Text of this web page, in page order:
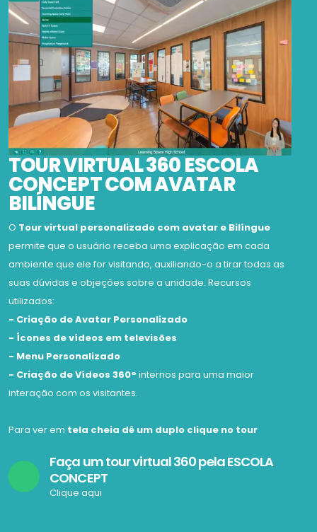
TOUR VIRTUAL 360 ESCOLA
CONCEPT COM AVATAR
BILÍNGUE
O Tour virtual personalizado com avatar e Bilíngue
permite que o usuário receba uma explicação em cada
ambiente que ele for visitando, auxiliando-o a tirar todas as
suas dúvidas e objeções sobre a unidade. Recursos
utilizados:
- Criação de Avatar Personalizado
- Ícones de vídeos em televisões
- Menu Personalizado
- Criação de Vídeos 360°internos para uma maior
interação com os visitantes.
Para ver em tela cheia dê um duplo clique no tour
Faça um tour virtual 360 pela ESCOLA
CONCEPT
Clique aqui